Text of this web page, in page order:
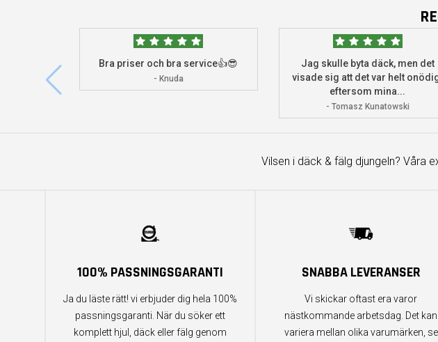
Bra priser och bra service👍😎
- Knuda
Jag skulle byta däck, men det
visade sig att det var helt
eftersom mina...
- Tomasz Kunatowski
Vilsen i däck & fälg djungeln? Våra
100% PASSNINGSGARANTI
Ja du läste rätt! vi erbjuder dig hela 100%
passningsgaranti. När du söker ett
komplett hjul, däck eller fälg genom
SNABBA LEVERANSER
Vi skickar oftast era varor
nästkommande arbetsdag. Det kan
variera mellan olika varumärken, se